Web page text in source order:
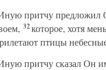
притчу предложил
32которое, хотя
птицы
притчу сказал Он